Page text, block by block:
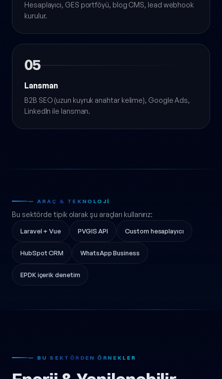
Hesaplayıcı, GES portföyü, blog CMS, lead webhook
kurulur.
05
Lansman
B2B SEO (uzun kuyruk anahtar kelime), Google Ads,
LinkedIn ile lansman.
— ARAÇ & TEKNOLOJI
Bu sektörde tipik olarak şu araçları kullanırız:
Laravel + Vue PVGIS API Custom hesaplayıcı
HubSpot CRM WhatsApp Business
EPDK içerik denetim
— BU SEKTÖRDEN ÖRNEKLER